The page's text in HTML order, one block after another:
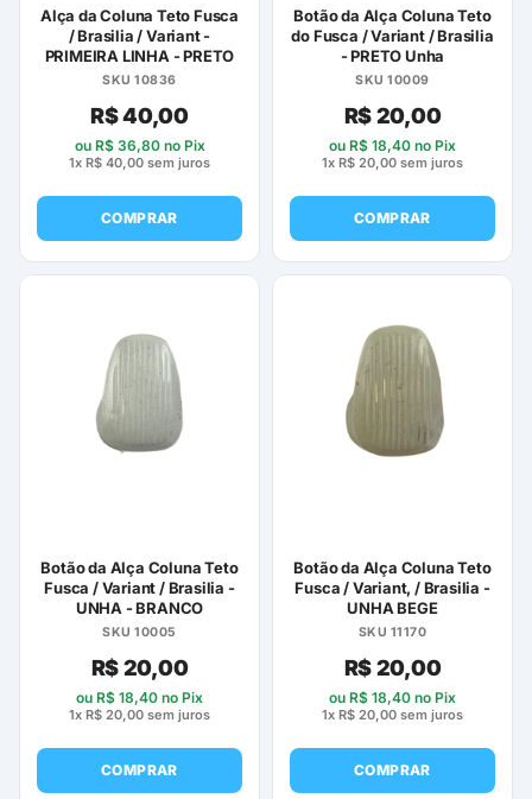
Alça da Coluna Teto Fusca
/ Brasilia / Variant -
PRIMEIRA LINHA - PRETO
SKU 10836
R$40,00
ou R$36,80no Pix
1x R$ 40,00 sem juros
COMPRAR
Botão da Alça Coluna Teto
do Fusca / Variant / Brasilia
- PRETO Unha
SKU 10009
R$20,00
ou R$ 18,40 no Pix
1x R$ 20,00 sem juros
COMPRAR
Botão da Alça Coluna Teto
Fusca / Variant / Brasilia -
UNHA - BRANCO
SKU 10005
R$20,00
ou R$ 18,40 no Pix
1x R$ 20,00 sem juros
COMPRAR
Botão da Alça Coluna Teto
Fusca / Variant, / Brasilia -
UNHA BEGE
SKU 11170
R$20,00
ou R$ 18,40 no Pix
1x R$ 20,00 sem juros
COMPRAR